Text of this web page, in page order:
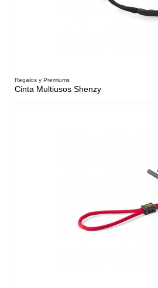
Regalos y Premiums
Cinta Multiusos Shenzy